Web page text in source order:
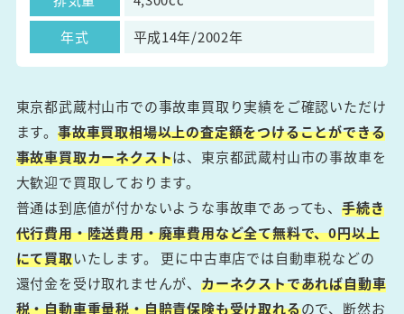
年式
平成14年/2002年
東京都武蔵村山市での事故車買取り実績をご確認いただけ
ます。事故車買取相場以上の査定額をつけることができる
事故車買取カーネクストは、東京都武蔵村山市の事故車を
大歓迎で買取しております。
普通は到底値が付かないような事故車であっても、手続き
代行費用・陸送費用・廃車費用など全て無料で、0円以上
にて買取いたします。 更に中古車店では自動車税などの
還付金を受け取れませんが、カーネクストであれば自動車
税・自動車重量税・自賠責保険も受け取れるので、断然お